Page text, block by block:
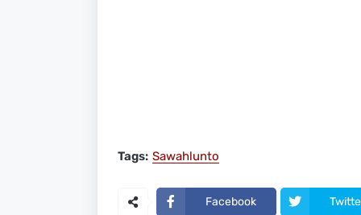
Tags: Sawahlunto
Facebook